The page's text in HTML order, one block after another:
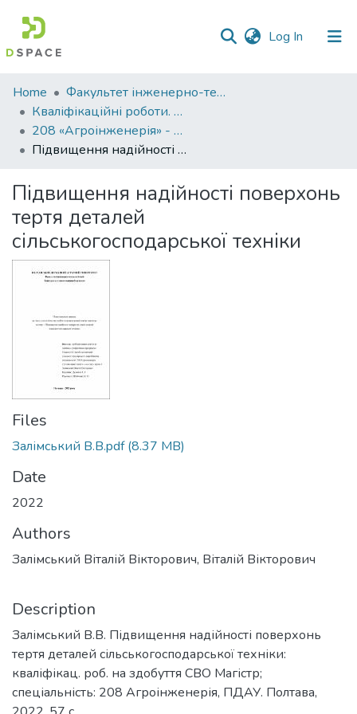
Log In (current)
Communities
&
Collections
All of DSpace
Statistics
Home
Факультет інженерно-технологічний
Кваліфікаційні роботи. Факультет інженерно-технологічний
208 «Агроінженерія» - Магістри 2021-2022
Підвищення надійності поверхонь тертя деталей сільськогосподарської техніки
Підвищення надійності поверхонь
тертя деталей
сільськогосподарської техніки
Files
Залімський В.В.pdf(8.37 MB)
Date
2022
Authors
Залімський Віталій Вікторович, Віталій Вікторович
Description
Залімський В.В. Підвищення надійності поверхонь
тертя деталей сільськогосподарської техніки:
кваліфікац. роб. на здобуття СВО Магістр;
спеціальність: 208 Агроінженерія, ПДАУ. Полтава,